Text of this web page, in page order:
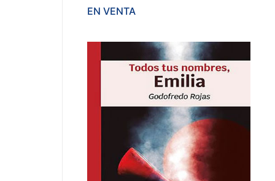
EN VENTA